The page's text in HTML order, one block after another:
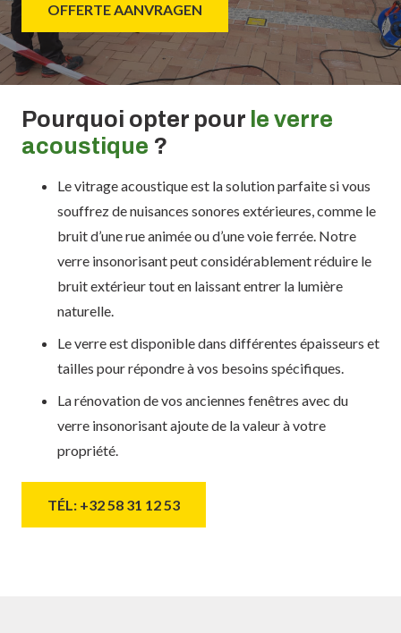
OFFERTE AANVRAGEN
Pourquoi opter pour le verre
acoustique ?
Le vitrage acoustique est la solution parfaite si vous
souffrez de nuisances sonores extérieures, comme le
bruit d’une rue animée ou d’une voie ferrée. Notre
verre insonorisant peut considérablement réduire le
bruit extérieur tout en laissant entrer la lumière
naturelle.
Le verre est disponible dans différentes épaisseurs et
tailles pour répondre à vos besoins spécifiques.
La rénovation de vos anciennes fenêtres avec du
verre insonorisant ajoute de la valeur à votre
propriété.
TÉL: +32 58 31 12 53